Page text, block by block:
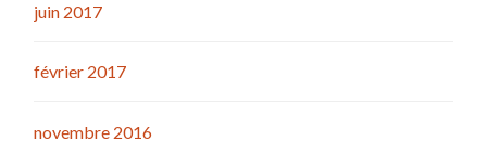
juin 2017
février 2017
novembre 2016